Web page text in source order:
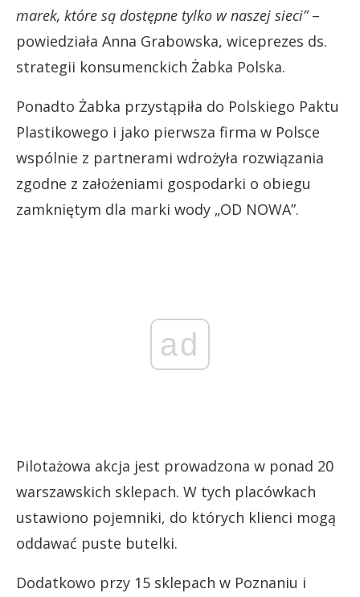
marek, które są dostępne tylko w naszej sieci”–
powiedziała Anna Grabowska, wiceprezes ds.
strategii konsumenckich Żabka Polska.
Ponadto Żabka przystąpiła do Polskiego Paktu
Plastikowego i jako pierwsza firma w Polsce
wspólnie z partnerami wdrożyła rozwiązania
zgodne z założeniami gospodarki o obiegu
zamkniętym dla marki wody „OD NOWA”.
ad
Pilotażowa akcja jest prowadzona w ponad 20
warszawskich sklepach. W tych placówkach
ustawiono pojemniki, do których klienci mogą
oddawać puste butelki.
Dodatkowo przy 15 sklepach w Poznaniu i